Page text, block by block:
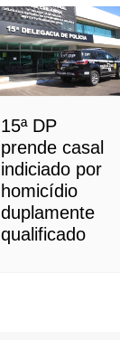
15ª DP
prende casal
indiciado por
homicídio
duplamente
qualificado